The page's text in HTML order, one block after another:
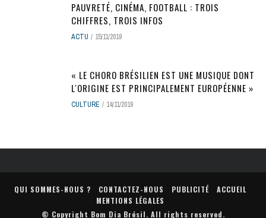
PAUVRETÉ, CINÉMA, FOOTBALL : TROIS
CHIFFRES, TROIS INFOS
ACTU 15/11/2019
« LE CHORO BRÉSILIEN EST UNE MUSIQUE DONT
L'ORIGINE EST PRINCIPALEMENT EUROPÉENNE »
CULTURE 14/11/2019
QUI SOMMES-NOUS ? CONTACTEZ-NOUS PUBLICITÉ
ACCUEIL
MENTIONS LÉGALES
© Copyright Bom Dia Brésil. All rights reserved.